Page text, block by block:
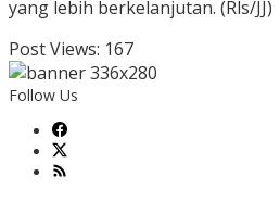
yang lebih berkelanjutan. (Rls/JJ)
Post Views: 167
Follow Us